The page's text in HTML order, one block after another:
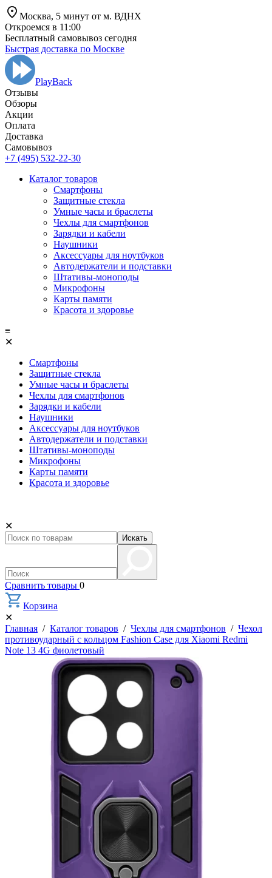
Москва, 5 минут от м. ВДНХ
Откроемся в 11:00
Бесплатный самовывоз сегодня
Быстрая доставка по Москве
PlayBack
Отзывы
Обзоры
Aкции
Оплата
Доставка
Самовывоз
+7 (495) 532-22-30
Каталог товаров
Смартфоны
Защитные стекла
Умные часы и браслеты
Чехлы для смартфонов
Зарядки и кабели
Наушники
Аксессуары для ноутбуков
Автодержатели и подставки
Штативы-моноподы
Микрофоны
Карты памяти
Красота и здоровье
≡
✕
Смартфоны
Защитные стекла
Умные часы и браслеты
Чехлы для смартфонов
Зарядки и кабели
Наушники
Аксессуары для ноутбуков
Автодержатели и подставки
Штативы-моноподы
Микрофоны
Карты памяти
Красота и здоровье
✕
Искать
Сравнить товары 0
Корзина
✕
Главная / Каталог товаров / Чехлы для смартфонов / Чехол
противоударный с кольцом Fashion Case для Xiaomi Redmi
Note 13 4G фиолетовый